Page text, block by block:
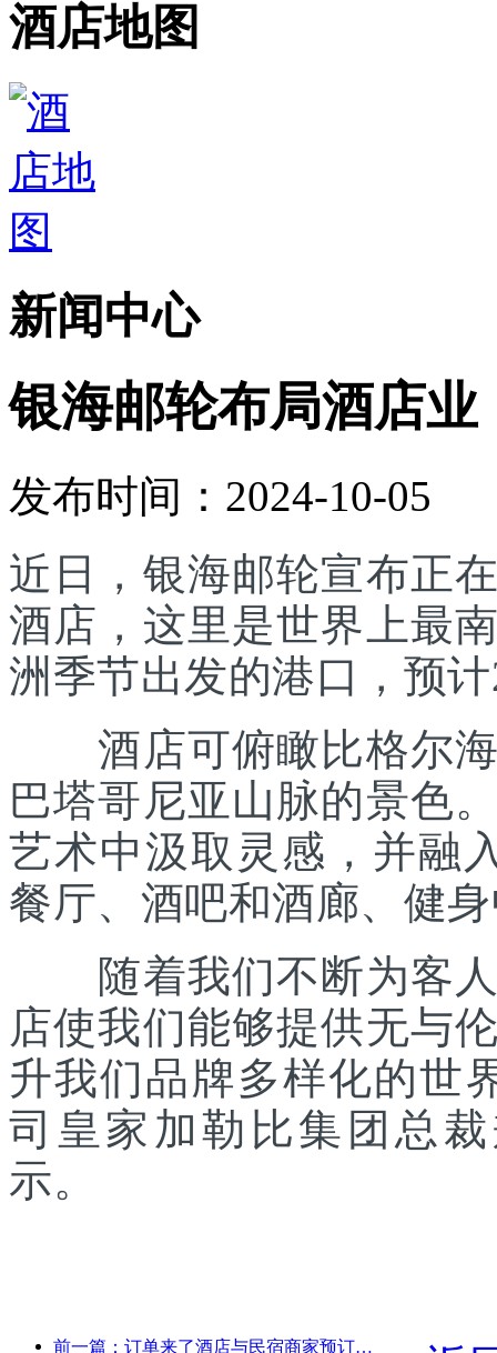
酒店地图
新闻中心
银海邮轮布局酒店业
发布时间：2024-10-05
近日，银海邮轮宣布正
酒店，这里是世界上最
洲季节出发的港口，预
酒店可俯瞰比格尔海
巴塔哥尼亚山脉的景色
艺术中汲取灵感，并融
餐厅、酒吧和酒廊、健
随着我们不断为客人
店使我们能够提供无与
升我们品牌多样化的世
司皇家加勒比集团总裁
示。
前一篇：订单来了酒店与民宿商家预订热度持平，国庆平均预订率分别为24.97%和24.49%